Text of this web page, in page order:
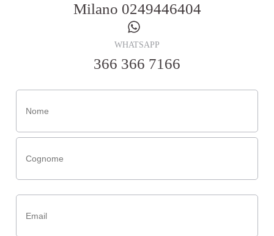
Milano 0249446404
WHATSAPP
366 366 7166
Nome
Email